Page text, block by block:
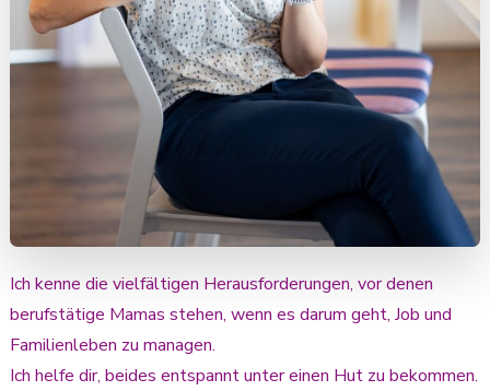
Ich kenne die vielfältigen Herausforderungen, vor denen
berufstätige Mamas stehen, wenn es darum geht, Job und
Familienleben zu managen.
Ich helfe dir, beides entspannt unter einen Hut zu bekommen.